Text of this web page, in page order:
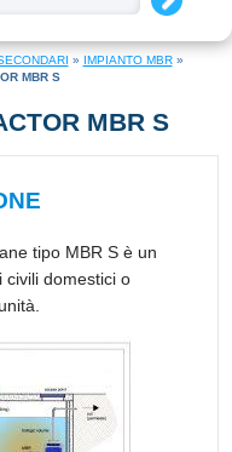
» IMPIANTO MBR»
MBR S
MBR S
tipo MBR S è un
domestici o